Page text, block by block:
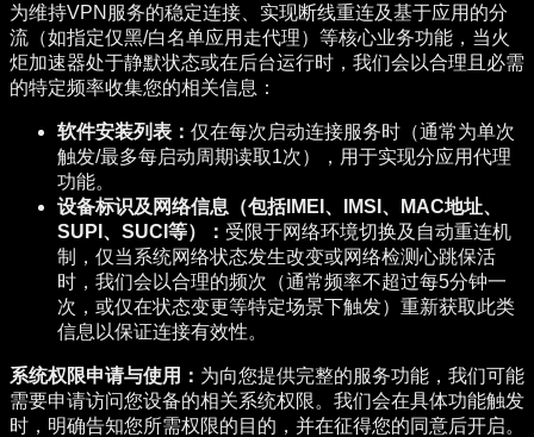
为维持VPN服务的稳定连接、实现断线重连及基于应用的分
流（如指定仅黑/白名单应用走代理）等核心业务功能，当火
炬加速器处于静默状态或在后台运行时，我们会以合理且必需
的特定频率收集您的相关信息：
软件安装列表： 仅在每次启动连接服务时（通常为单次
触发/最多每启动周期读取1次），用于实现分应用代理
功能。
设备标识及网络信息（包括IMEI、IMSI、MAC地址、
SUPI、SUCI等）： 受限于网络环境切换及自动重连机
制，仅当系统网络状态发生改变或网络检测心跳保活
时，我们会以合理的频次（通常频率不超过每5分钟一
次，或仅在状态变更等特定场景下触发）重新获取此类
信息以保证连接有效性。
系统权限申请与使用： 为向您提供完整的服务功能，我们可能
需要申请访问您设备的相关系统权限。我们会在具体功能触发
时，明确告知您所需权限的目的，并在征得您的同意后开启。